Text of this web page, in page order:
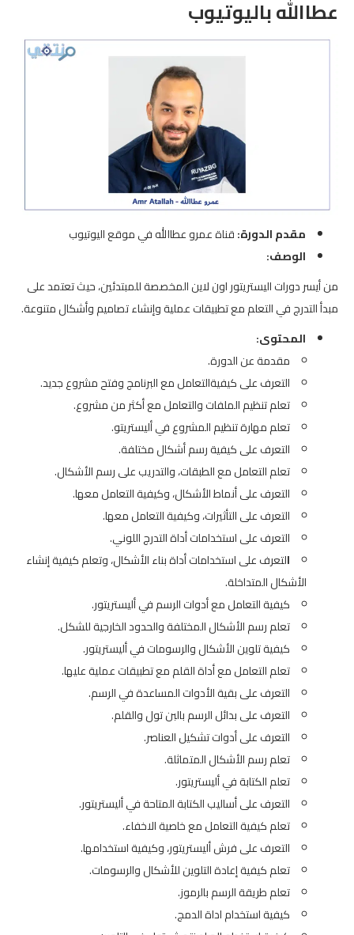
عطاالله باليوتيوب
مقدم الدورة:قناة عمرو عطاالله في موقع اليوتيوب
الوصف:
من أيسر دورات اليستريتور اون لاين المخصصة للمبتدئين، حيث تعتمد على
مبدأ التدرج في التعلم مع تطبيقات عملية وإنشاء تصاميم وأشكال متنوعة.
المحتوى:
مقدمة عن الدورة.
التعرف على كيفيةالتعامل مع البرنامج وفتح مشروع جديد.
تعلم تنظيم الملفات والتعامل مع أكثر من مشروع.
تعلم مهارة تنظيم المشروع في أليستريتو.
التعرف على كيفية رسم أشكال مختلفة.
تعلم التعامل مع الطبقات، والتدريب على رسم الأشكال.
التعرف على أنماط الأشكال، وكيفية التعامل معها.
التعرف على التأثيرات، وكيفية التعامل معها.
التعرف على استخدامات أداة التدرج اللوني.
التعرف على استخدامات أداة بناء الأشكال، وتعلم كيفية إنشاء
الأشكال المتداخلة.
كيفية التعامل مع أدوات الرسم في أليستريتور.
تعلم رسم الأشكال المختلفة والحدود الخارجية للشكل.
كيفية تلوين الأشكال والرسومات في أليستريتور.
تعلم التعامل مع أداة القلم مع تطبيقات عملية عليها.
التعرف على بقية الأدوات المساعدة في الرسم.
التعرف على بدائل الرسم بالبن تول والقلم.
التعرف على أدوات تشكيل العناصر.
تعلم رسم الأشكال المتماثلة.
تعلم الكتابة في أليستريتور.
التعرف على أساليب الكتابة المتاحة في أليستريتور.
تعلم كيفية التعامل مع خاصية الاخفاء.
التعرف على فرش أليستريتور، وكيفية استخدامها.
تعلم كيفية إعادة التلوين للأشكال والرسومات.
تعلم طريقة الرسم بالرموز.
كيفية استخدام اداة الدمج.